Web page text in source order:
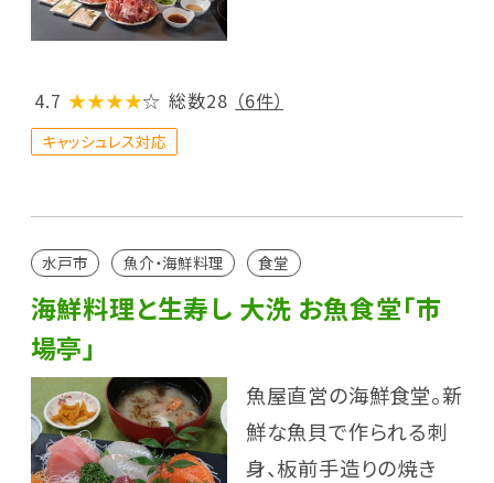
4.7 ★★★★☆ 総数28 （6件）
キャッシュレス対応
水戸市 魚介・海鮮料理 食堂
海鮮料理と生寿し 大洗 お魚食堂「市
場亭」
魚屋直営の海鮮食堂。新
鮮な魚貝で作られる刺
身、板前手造りの焼き